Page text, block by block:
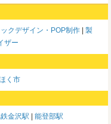
クデザイン・POP制作
製
ザー
く市
金沢駅 能登部駅